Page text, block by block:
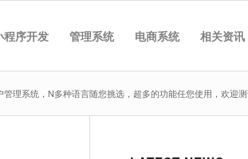
程序开发 管理系统 电商系统 相关资讯
管理系统，N多种语言随您挑选，超多的功能任您使用，欢迎